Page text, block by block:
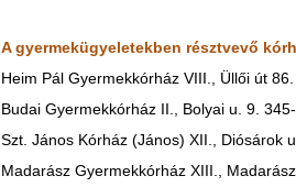
A gyermekügyeletekben résztvevő
Heim Pál Gyermekkórház VIII., Üllői út
Budai Gyermekkórház II., Bolyai u. 9.
Szt. János Kórház (János) XII., Diósárok
Madarász Gyermekkórház XIII.,